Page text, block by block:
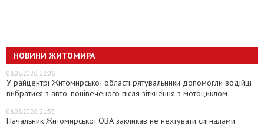
НОВИНИ ЖИТОМИРА
08.08.2026, 22:06
У райцентрі Житомирської області рятувальники допомогли водійці
вибратися з авто, понівеченого після зіткнення з мотоциклом
08.08.2026, 21:53
Начальник Житомирської ОВА закликав не нехтувати сигналами